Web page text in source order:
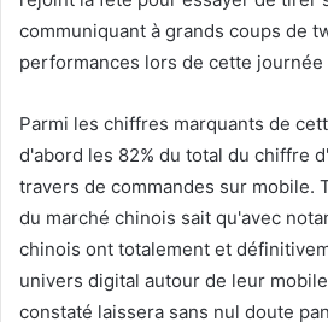
communiquant à grands coups de
performances lors de cette
Parmi les chiffres marquants de
d'abord les 82% du total du chiffre
travers de commandes sur mobile.
du marché chinois sait qu'avec
chinois ont totalement et
univers digital autour de leur
constaté laissera sans nul doute